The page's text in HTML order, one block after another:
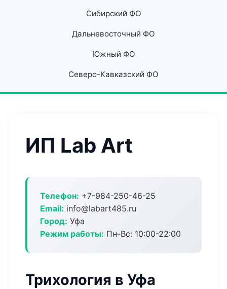
Сибирский ФО
Дальневосточный ФО
Южный ФО
Северо-Кавказский ФО
ИП Lab Art
Телефон: +7-984-250-46-25
Email: info@labart485.ru
Город: Уфа
Режим работы: Пн-Вс: 10:00-22:00
Трихология в Уфа